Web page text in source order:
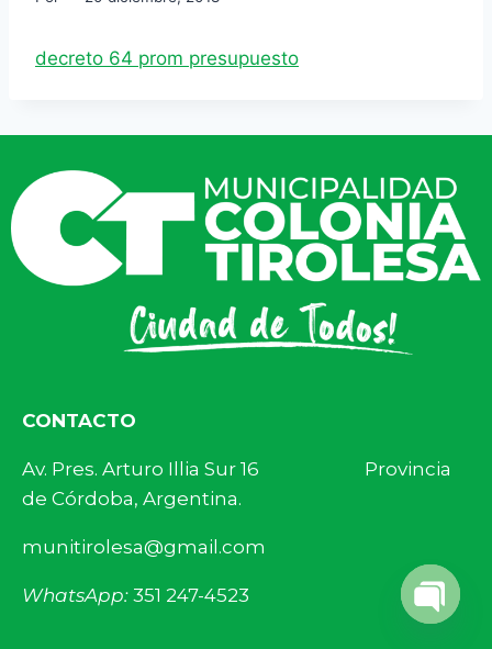
decreto 64 prom presupuesto
CONTACTO
Av. Pres. Arturo Illia Sur 16 Provincia
de Córdoba, Argentina.
munitirolesa@gmail.com
WhatsApp: 351 247-4523